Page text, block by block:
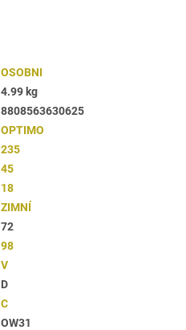
OSOBNI
4.99 kg
8808563630625
OPTIMO
235
45
18
ZIMNÍ
72
98
V
D
C
OW31